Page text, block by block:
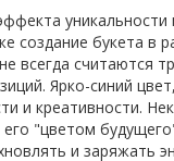
создание букета в
всегда считаются
Ярко-синий
и креативности.
его "цветом
и заряжать